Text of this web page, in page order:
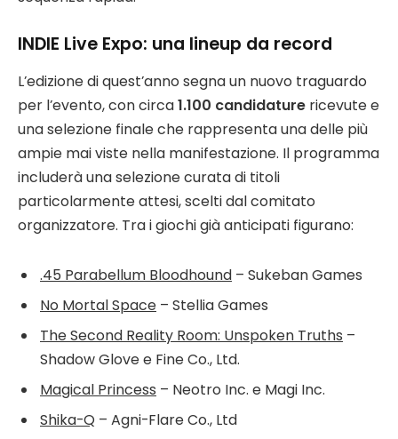
INDIE Live Expo: una lineup da record
L’edizione di quest’anno segna un nuovo traguardo
per l’evento, con circa1.100 candidature ricevute e
una selezione finale che rappresenta una delle più
ampie mai viste nella manifestazione. Il programma
includerà una selezione curata di titoli
particolarmente attesi, scelti dal comitato
organizzatore. Tra i giochi già anticipati figurano:
.45 Parabellum Bloodhound – Sukeban Games
No Mortal Space – Stellia Games
The Second Reality Room: Unspoken Truths –
Shadow Glove e Fine Co., Ltd.
Magical Princess – Neotro Inc. e Magi Inc.
Shika-Q – Agni-Flare Co., Ltd